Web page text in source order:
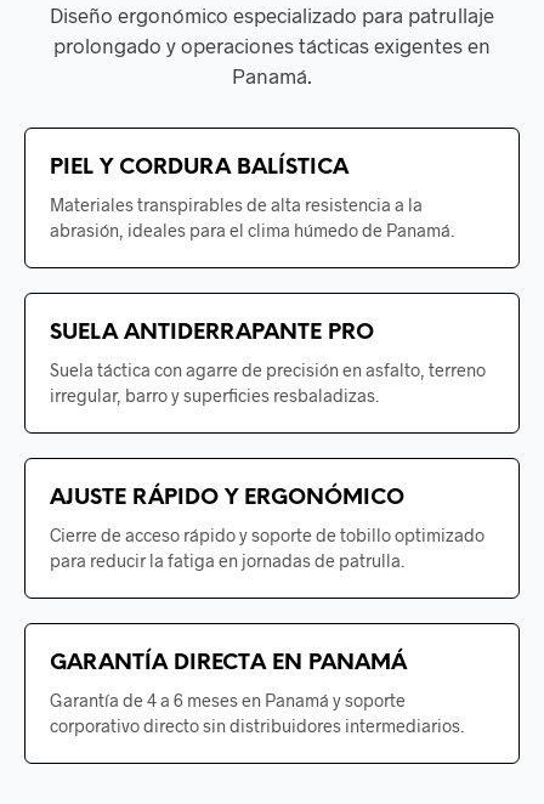
Diseño ergonómico especializado para patrullaje
prolongado y operaciones tácticas exigentes en
Panamá.
PIEL Y CORDURA BALÍSTICA
Materiales transpirables de alta resistencia a la
abrasión, ideales para el clima húmedo de Panamá.
SUELA ANTIDERRAPANTE PRO
Suela táctica con agarre de precisión en asfalto, terreno
irregular, barro y superficies resbaladizas.
AJUSTE RÁPIDO Y ERGONÓMICO
Cierre de acceso rápido y soporte de tobillo optimizado
para reducir la fatiga en jornadas de patrulla.
GARANTÍA DIRECTA EN PANAMÁ
Garantía de 4 a 6 meses en Panamá y soporte
corporativo directo sin distribuidores intermediarios.